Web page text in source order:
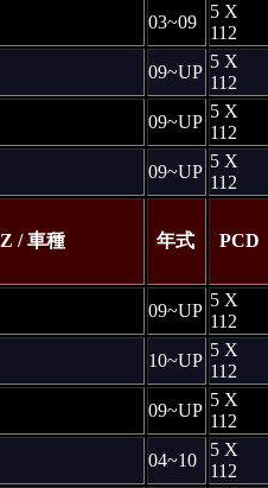
03~09
5 X
112
09~UP
5 X
112
09~UP
5 X
112
09~UP
5 X
112
/ 車種 年式 PCD
09~UP
5 X
112
10~UP
5 X
112
09~UP
5 X
112
04~10
5 X
112